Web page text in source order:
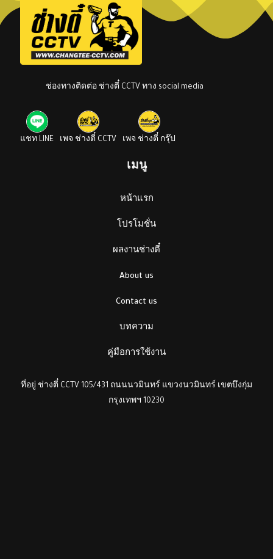
ช่องทางติดต่อ ช่างตี๋ CCTV ทาง social media
แชท LINE เพจ ช่างตี๋ CCTV เพจ ช่างตี๋ กรุ๊ป
เมนู
หน้าแรก
โปรโมชั่น
ผลงานช่างตี๋
About us
Contact us
บทความ
คู่มือการใช้งาน
ที่อยู่ ช่างตี๋ CCTV 105/431 ถนนนวมินทร์ แขวงนวมินทร์ เขตบึงกุ่ม
กรุงเทพฯ 10230